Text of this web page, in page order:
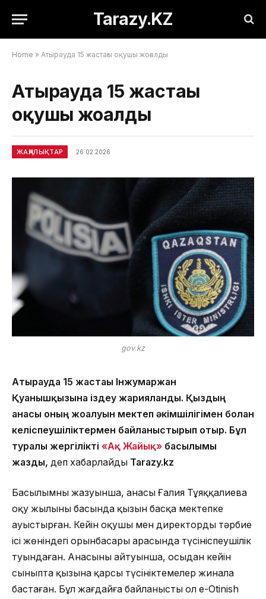
Tarazy.KZ
Home » Атырауда 15 жастағы оқушы жоғалды
Атырауда 15 жастағы
оқушы жоғалды
ЖАҢАЛЫҚТАР 26.02.2026
gov.kz
Атырауда 15 жастағы Інжумаржан
Қуанышқызына іздеу жарияланды. Қыздың
анасы оның жоғалуын мектеп әкімшілігімен болған
келіспеушіліктермен байланыстырып отыр. Бұл
туралы жергілікті «Ақ Жайық» басылымы
жазды, деп хабарлайды Tarazy.kz
Басылымның жазуынша, анасы Ғалия Тұяққалиева
оқу жылының басында қызын басқа мектепке
ауыстырған. Кейін оқушы мен директордың тәрбие
ісі жөніндегі орынбасары арасында түсініспеушілік
туындаған. Анасының айтуынша, осыдан кейін
сыныпта қызына қарсы түсініктемелер жинала
бастаған. Бұл жағдайға байланысты ол e-Otinish